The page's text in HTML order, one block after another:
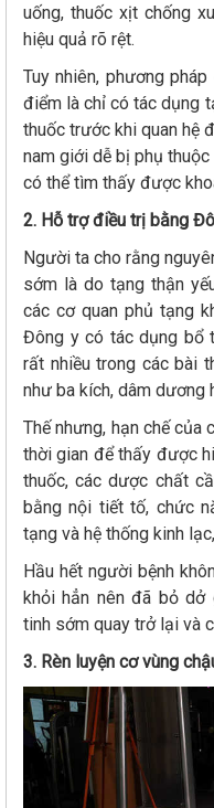
uống, thuốc xịt chống
hiệu quả rõ rệt.
Tuy nhiên, phương
điểm là chỉ có tác dụng
thuốc trước khi quan hệ
nam giới dễ bị phụ
có thể tìm thấy được
2. Hỗ trợ điều trị bằng
Người ta cho rằng
sớm là do tạng thận
các cơ quan phủ tạng
Đông y có tác dụng bổ
rất nhiều trong các bài
như ba kích, dâm dương
Thế nhưng, hạn chế của
thời gian để thấy được
thuốc, các dược chất
bằng nội tiết tố, chức
tạng và hệ thống kinh
Hầu hết người bệnh
khỏi hẳn nên đã bỏ dở
tinh sớm quay trở lại và
3. Rèn luyện cơ vùng